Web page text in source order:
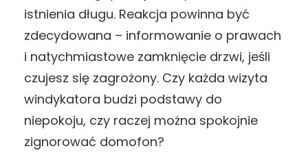
istnienia długu. Reakcja powinna być
zdecydowana – informowanie o prawach
i natychmiastowe zamknięcie drzwi, jeśli
czujesz się zagrożony. Czy każda wizyta
windykatora budzi podstawy do
niepokoju, czy raczej można spokojnie
zignorować domofon?